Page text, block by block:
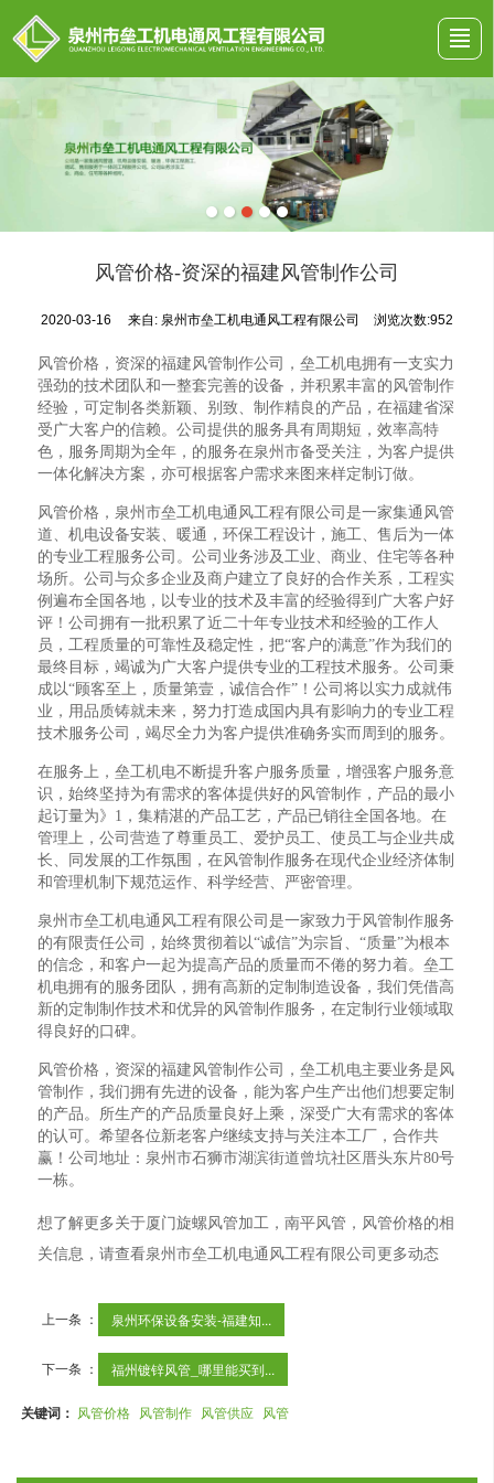
首页 工程案例 产品展示 新闻动态 留言反馈 地图导航
风管价格-资深的福建风管制作公司
2020-03-16 来自: 泉州市垒工机电通风工程有限公司 浏览次数:952
风管价格，资深的福建风管制作公司，垒工机电拥有一支实力
强劲的技术团队和一整套完善的设备，并积累丰富的风管制作
经验，可定制各类新颖、别致、制作精良的产品，在福建省深
受广大客户的信赖。公司提供的服务具有周期短，效率高特
色，服务周期为全年，的服务在泉州市备受关注，为客户提供
一体化解决方案，亦可根据客户需求来图来样定制订做。
风管价格，泉州市垒工机电通风工程有限公司是一家集通风管
道、机电设备安装、暖通，环保工程设计，施工、售后为一体
的专业工程服务公司。公司业务涉及工业、商业、住宅等各种
场所。公司与众多企业及商户建立了良好的合作关系，工程实
例遍布全国各地，以专业的技术及丰富的经验得到广大客户好
评！公司拥有一批积累了近二十年专业技术和经验的工作人
员，工程质量的可靠性及稳定性，把“客户的满意”作为我们的
最终目标，竭诚为广大客户提供专业的工程技术服务。公司秉
成以“顾客至上，质量第壹，诚信合作”！公司将以实力成就伟
业，用品质铸就未来，努力打造成国内具有影响力的专业工程
技术服务公司，竭尽全力为客户提供准确务实而周到的服务。
在服务上，垒工机电不断提升客户服务质量，增强客户服务意
识，始终坚持为有需求的客体提供好的风管制作，产品的最小
起订量为》1，集精湛的产品工艺，产品已销往全国各地。在
管理上，公司营造了尊重员工、爱护员工、使员工与企业共成
长、同发展的工作氛围，在风管制作服务在现代企业经济体制
和管理机制下规范运作、科学经营、严密管理。
泉州市垒工机电通风工程有限公司是一家致力于风管制作服务
的有限责任公司，始终贯彻着以“诚信”为宗旨、“质量”为根本
的信念，和客户一起为提高产品的质量而不倦的努力着。垒工
机电拥有的服务团队，拥有高新的定制制造设备，我们凭借高
新的定制制作技术和优异的风管制作服务，在定制行业领域取
得良好的口碑。
风管价格，资深的福建风管制作公司，垒工机电主要业务是风
管制作，我们拥有先进的设备，能为客户生产出他们想要定制
的产品。所生产的产品质量良好上乘，深受广大有需求的客体
的认可。希望各位新老客户继续支持与关注本工厂，合作共
赢！公司地址：泉州市石狮市湖滨街道曾坑社区厝头东片80号
一栋。
想了解更多关于厦门旋螺风管加工，南平风管，风管价格的相
关信息，请查看泉州市垒工机电通风工程有限公司更多动态
上一条 ： 泉州环保设备安装-福建知...
下一条 ： 福州镀锌风管_哪里能买到...
关键词： 风管价格 风管制作 风管供应 风管